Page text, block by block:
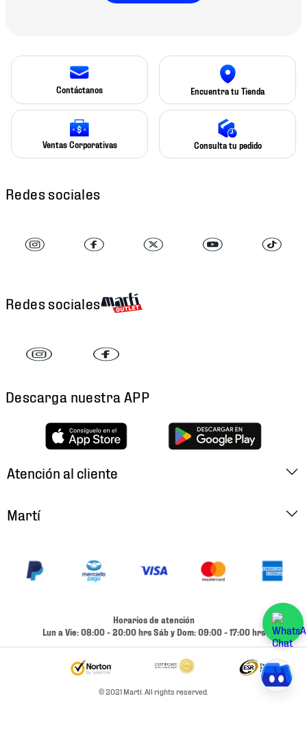
Contáctanos Encuentra tu Tienda
Ventas Corporativas Consulta tu pedido
Redes sociales
Redes sociales
Descarga nuestra APP
Atención al cliente
Cambios y Devoluciones
Condiciones de Entrega y Devolución Marketplace
Martí
Ubica tu Tienda
Términos y Condiciones
Horarios de atención
Lun a Vie: 08:00 - 20:00 hrs Sáb y Dom: 09:00 - 17:00 hrs
© 2021 Martí. All rights reserved.